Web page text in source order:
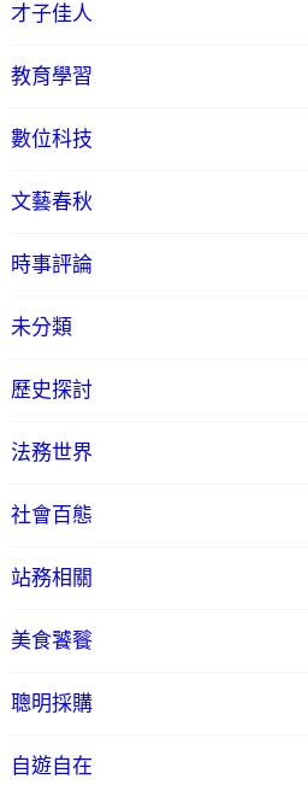
才子佳人
教育學習
數位科技
文藝春秋
時事評論
未分類
歷史探討
法務世界
社會百態
站務相關
美食饕餮
聰明採購
自遊自在